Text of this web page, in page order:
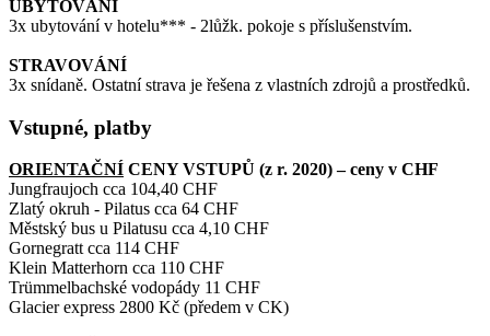
UBYTOVÁNÍ
3x ubytování v hotelu*** - 2lůžk. pokoje s příslušenstvím.
STRAVOVÁNÍ
3x snídaně. Ostatní strava je řešena z vlastních zdrojů a prostředků.
Vstupné, platby
ORIENTAČNÍ CENY VSTUPŮ (z r. 2020) – ceny v CHF
Jungfraujoch cca 104,40 CHF
Zlatý okruh - Pilatus cca 64 CHF
Městský bus u Pilatusu cca 4,10 CHF
Gornegratt cca 114 CHF
Klein Matterhorn cca 110 CHF
Trümmelbachské vodopády 11 CHF
Glacier express 2800 Kč (předem v CK)